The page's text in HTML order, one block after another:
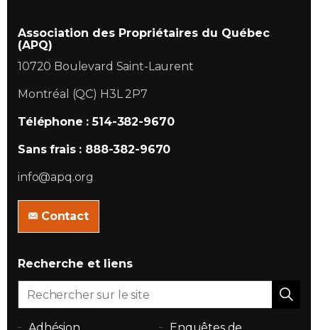
Association des Propriétaires du Québec
(APQ)
10720 Boulevard Saint-Laurent
Montréal (QC) H3L 2P7
Téléphone : 514-382-9670
Sans frais : 888-382-9670
info@apq.org
Contact
Recherche et liens